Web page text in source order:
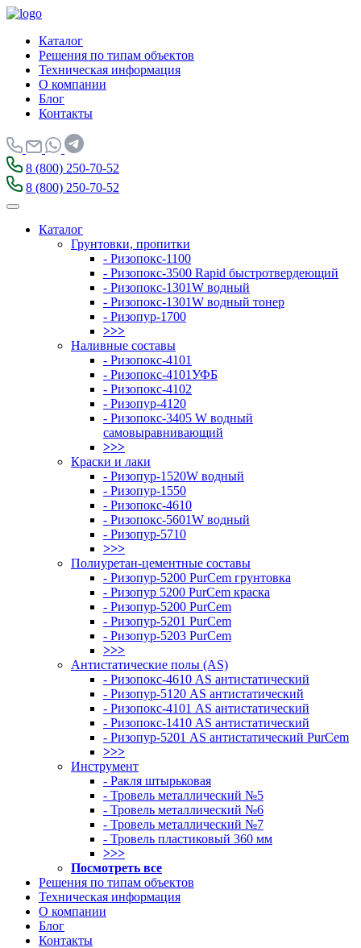
Каталог
Решения по типам объектов
Техническая информация
О компании
Блог
Контакты
8 (800) 250-70-52
8 (800) 250-70-52
Каталог
Грунтовки, пропитки
- Ризопокс-1100
- Ризопокс-3500 Rapid быстротвердеющий
- Ризопокс-1301W водный
- Ризопокс-1301W водный тонер
- Ризопур-1700
>>>
Наливные составы
- Ризопокс-4101
- Ризопокс-4101УФБ
- Ризопокс-4102
- Ризопур-4120
- Ризопокс-3405 W водный
самовыравнивающий
>>>
Краски и лаки
- Ризопур-1520W водный
- Ризопур-1550
- Ризопокс-4610
- Ризопокс-5601W водный
- Ризопур-5710
>>>
Полиуретан-цементные составы
- Ризопур-5200 PurCem грунтовка
- Ризопур 5200 PurCem краска
- Ризопур-5200 PurCem
- Ризопур-5201 PurCem
- Ризопур-5203 PurCem
>>>
Антистатические полы (AS)
- Ризопокс-4610 AS антистатический
- Ризопур-5120 AS антистатический
- Ризопокс-4101 AS антистатический
- Ризопокс-1410 AS антистатический
- Ризопур-5201 AS антистатический PurCem
>>>
Инструмент
- Ракля штырьковая
- Тровель металлический №5
- Тровель металлический №6
- Тровель металлический №7
- Тровель пластиковый 360 мм
>>>
Посмотреть все
Решения по типам объектов
Техническая информация
О компании
Блог
Контакты